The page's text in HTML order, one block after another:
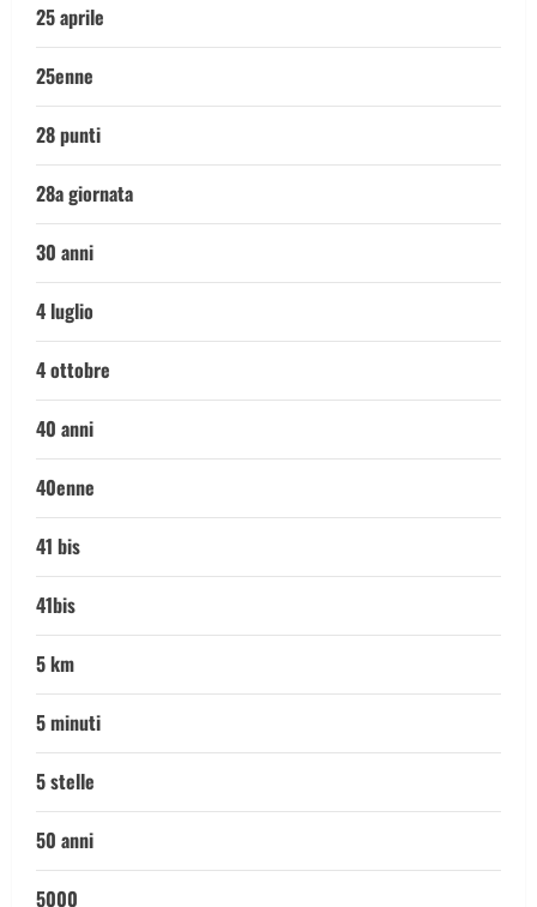
25 aprile
25enne
28 punti
28a giornata
30 anni
4 luglio
4 ottobre
40 anni
40enne
41 bis
41bis
5 km
5 minuti
5 stelle
50 anni
5000